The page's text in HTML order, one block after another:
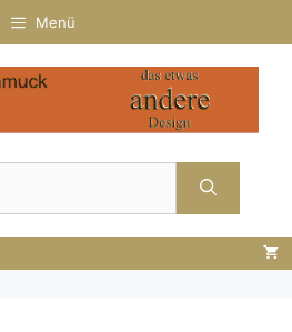
Menü